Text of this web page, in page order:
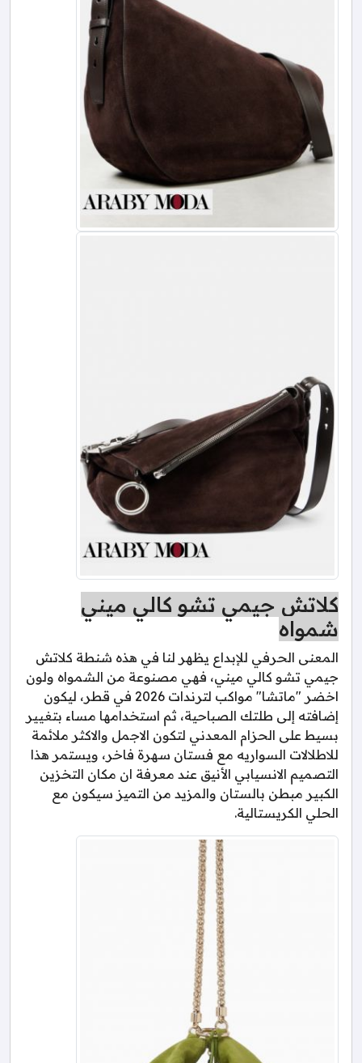
كلاتش جيمي تشو كالي ميني
شمواه
المعنى الحرفي للإبداع يظهر لنا في هذه شنطة كلاتش
جيمي تشو كالي ميني، فهي مصنوعة من الشمواه ولون
اخضر "ماتشا" مواكب لترندات 2026 في قطر، ليكون
إضافته إلى طلتك الصباحية، ثم استخدامها مساء بتغيير
بسيط على الحزام المعدني لتكون الاجمل والاكثر ملائمة
للاطلالات السواريه مع فستان سهرة فاخر، ويستمر هذا
التصميم الانسيابي الأنيق عند معرفة ان مكان التخزين
الكبير مبطن بالستان والمزيد من التميز سيكون مع
الحلي الكريستالية.